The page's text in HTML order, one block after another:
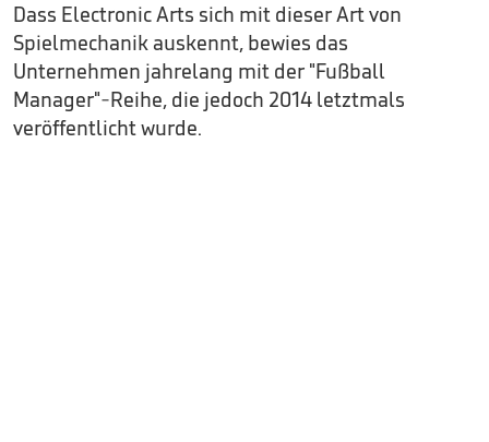
Dass Electronic Arts sich mit dieser Art von
Spielmechanik auskennt, bewies das
Unternehmen jahrelang mit der "Fußball
Manager"-Reihe, die jedoch 2014 letztmals
veröffentlicht wurde.